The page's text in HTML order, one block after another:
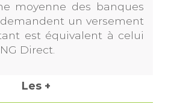
moyenne des banques
un versement
est équivalent à celui
Direct.
Les +